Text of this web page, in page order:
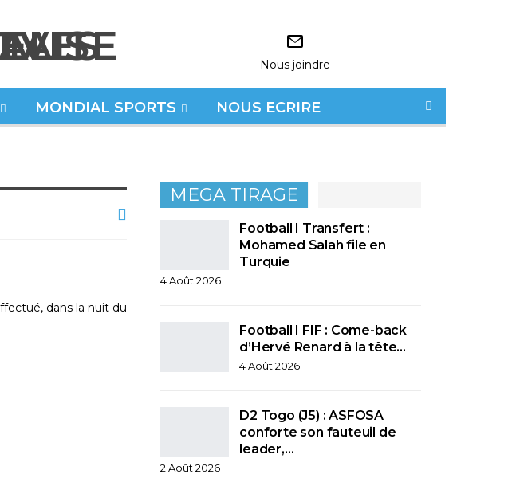
Nous joindre
MONDIAL SPORTS NOUS ECRIRE
dans la nuit du
MEGA TIRAGE
Football I Transfert :
Mohamed Salah file en
Turquie
4 Août 2026
Football I FIF : Come-back
d’Hervé Renard à la tête…
4 Août 2026
D2 Togo (J5) : ASFOSA
conforte son fauteuil de
leader,…
2 Août 2026